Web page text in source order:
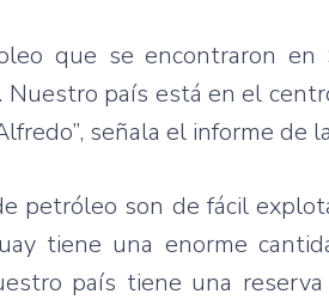
que se encontraron
país está en el
señala el informe de
petróleo son de fácil
tiene una enorme
país tiene una